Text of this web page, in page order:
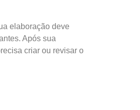
elaboração deve
Após sua
criar ou revisar o